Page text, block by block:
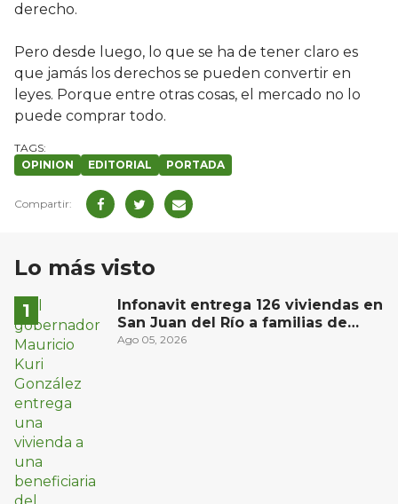
derecho.
Pero desde luego, lo que se ha de tener claro es
que jamás los derechos se pueden convertir en
leyes. Porque entre otras cosas, el mercado no lo
puede comprar todo.
OPINION EDITORIAL PORTADA
Lo más visto
Infonavit entrega 126 viviendas en
San Juan del Río a familias de
bajos ingresos
Ago 05, 2026